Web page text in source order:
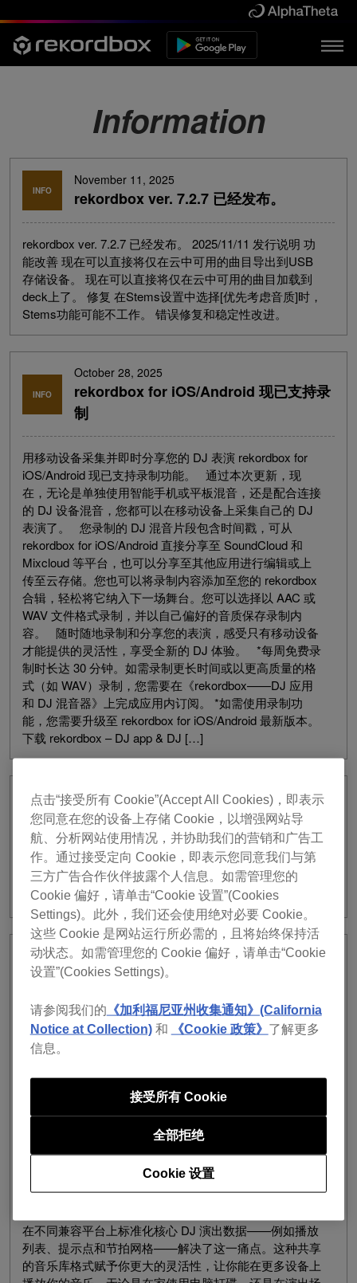
Information
INFO
November 11, 2025
rekordbox ver. 7.2.7 已经发布。
rekordbox ver. 7.2.7 已经发布。 2025/11/11 发行说明 功
能改善 现在可以直接将仅在云中可用的曲目导出到USB
存储设备。 现在可以直接将仅在云中可用的曲目加载到
deck上了。 修复 在Stems设置中选择[优先考虑音质]时，
Stems功能可能不工作。 错误修复和稳定性改进。
INFO
October 28, 2025
rekordbox for iOS/Android 现已支持录
制
用移动设备采集并即时分享您的 DJ 表演 rekordbox for
iOS/Android 现已支持录制功能。 通过本次更新，现
在，无论是单独使用智能手机或平板混音，还是配合连接
的 DJ 设备混音，您都可以在移动设备上采集自己的 DJ
表演了。 您录制的 DJ 混音片段包含时间戳，可从
rekordbox for iOS/Android 直接分享至 SoundCloud 和
Mixcloud 等平台，也可以分享至其他应用进行编辑或上
传至云存储。您也可以将录制内容添加至您的 rekordbox
合辑，轻松将它纳入下一场舞台。您可以选择以 AAC 或
WAV 文件格式录制，并以自己偏好的音质保存录制内
容。 随时随地录制和分享您的表演，感受只有移动设备
才能提供的灵活性，享受全新的 DJ 体验。 *每周免费录
制时长达 30 分钟。如需录制更长时间或以更高质量的格
式（如 WAV）录制，您需要在《rekordbox——DJ 应用
和 DJ 混音器》上完成应用内订阅。 *如需使用录制功
能，您需要升级至 rekordbox for iOS/Android 最新版本。
下载 rekordbox – DJ app & DJ […]
INFO
October 23, 2025
rekordbox ver. 7.2.6 已经发布。
rekordbox ver. 7.2.6 已经发布。 2025/10/23 发行说明 修
复 在启用高精度分析的情况下，乐曲解析可能会非常
长。
INFO
October 21, 2025
DJ 品牌联手推出 OneLibrary
djay Pro 现已支持 USB Export，Traktor Play 与 Traktor
Pro 4 也将很快跟进， 让 DJ 们可以在 CDJ-3000X、
CDJ-3000、XDJ-AZ 等设备上直接演出 DJ 行业即将迎来
续发展和构建更开放的行业生态，作为其中的一项重要举
措，AlphaTheta 积极携手其他制造商共同推进一项令人
兴奋的新计划。在关键性进展方面，该公司联合多家顶尖
DJ 设备与软件制造商，共同开发出 OneLibrary——这是
一种能在不同品牌的软硬件上通用的统一音乐库格式。
截至目前，不同品牌的音频库格式差异常常将你局限在特
定的软硬件中，这意味着你可能无法在演出场所调用个人
在不同兼容平台上标准化核心 DJ 演出数据——例如播放
列表、提示点和节拍网格——解决了这一痛点。这种共享
的音乐库格式赋予你更大的灵活性，让你能在更多设备上
点击“接受所有 Cookie”(Accept All Cookies)，即表示
您同意在您的设备上存储 Cookie，以增强网站导
航、分析网站使用情况，并协助我们的营销和广告工
作。通过接受定向 Cookie，即表示您同意我们与第
三方广告合作伙伴披露个人信息。如需管理您的
Cookie 偏好，请单击“Cookie 设置”(Cookies
Settings)。此外，我们还会使用绝对必要 Cookie。
这些 Cookie 是网站运行所必需的，且将始终保持活
动状态。如需管理您的 Cookie 偏好，请单击“Cookie
设置”(Cookies Settings)。
请参阅我们的 《加利福尼亚州收集通知》(California
Notice at Collection)和 《Cookie 政策》 了解更多
信息。
Cookie 设置
全部拒绝
接受所有 Cookie